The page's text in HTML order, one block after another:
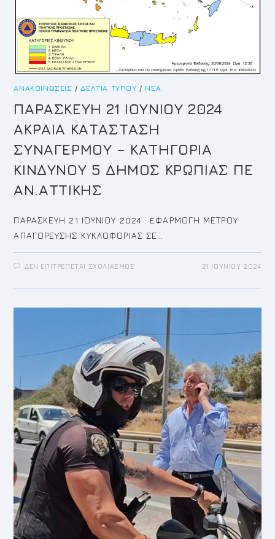
ΑΝΑΚΟΙΝΏΣΕΙΣ /ΔΕΛΤΊΑ ΤΎΠΟΥ / ΝΈΑ
ΠΑΡΑΣΚΕΥΗ 21 ΙΟΥΝΙΟΥ 2024
ΑΚΡΑΙΑ ΚΑΤΑΣΤΑΣΗ
ΣΥΝΑΓΕΡΜΟΥ – ΚΑΤΗΓΟΡΙΑ
ΚΙΝΔΥΝΟΥ 5 ΔΗΜΟΣ ΚΡΩΠΙΑΣ ΠΕ
ΑΝ.ΑΤΤΙΚΗΣ
ΠΑΡΑΣΚΕΥΗ 21 ΙΟΥΝΙΟΥ 2024 : EΦΑΡΜΟΓΗ ΜΕΤΡΟΥ
ΑΠΑΓΟΡΕΥΣΗΣ ΚΥΚΛΟΦΟΡΙΑΣ ΣΕ…
ΔΕΝ ΕΠΙΤΡΈΠΕΤΑΙ ΣΧΟΛΙΑΣΜΌΣΣΤΟ
ΙΟΥΝΙΟΥ
ΑΚΡΑΙΑ
ΣΥΝΑΓΕΡΜΟΥ
ΚΑΤΗΓΟΡΙΑ
ΚΙΝΔΥΝΟΥ
5
ΔΗΜΟΣ
ΚΡΩΠΙΑΣ
ΠΕ
ΑΝ.ΑΤΤΙΚΗΣ
21 ΙΟΥΝΊΟΥ 2024